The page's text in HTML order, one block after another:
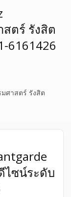
บ้านที่ดิน
ค้าและ
ตร์ รังสิต
6161426
ศาสตร์ รังสิต
ไซน์ระดับ